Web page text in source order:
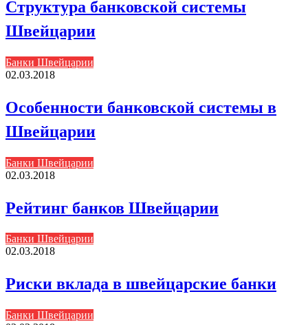
Структура банковской системы
Швейцарии
Банки Швейцарии
02.03.2018
Особенности банковской системы в
Швейцарии
Банки Швейцарии
02.03.2018
Рейтинг банков Швейцарии
Банки Швейцарии
02.03.2018
Риски вклада в швейцарские банки
Банки Швейцарии